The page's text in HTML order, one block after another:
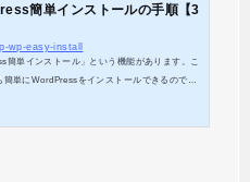
簡単インストールの手順【3
wp-easy-install
簡単インストール」という機能があります。こ
単にWordPressをインストールできるのです